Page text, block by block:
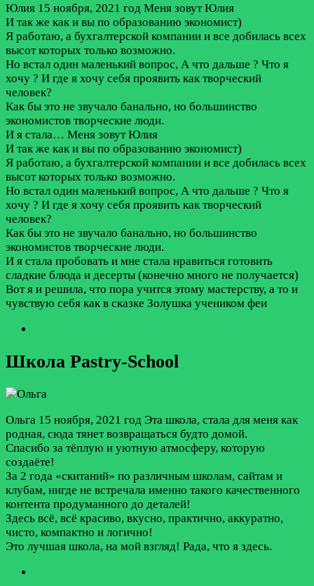
Юлия 15 ноября, 2021 год Меня зовут Юлия
И так же как и вы по образованию экономист)
Я работаю, а бухгалтерской компании и все добилась всех
высот которых только возможно.
Но встал один маленький вопрос, А что дальше ? Что я
хочу ? И где я хочу себя проявить как творческий
человек?
Как бы это не звучало банально, но большинство
экономистов творческие люди.
И я стала… Меня зовут Юлия
И так же как и вы по образованию экономист)
Я работаю, а бухгалтерской компании и все добилась всех
высот которых только возможно.
Но встал один маленький вопрос, А что дальше ? Что я
хочу ? И где я хочу себя проявить как творческий
человек?
Как бы это не звучало банально, но большинство
экономистов творческие люди.
И я стала пробовать и мне стала нравиться готовить
сладкие блюда и десерты (конечно много не получается)
Вот я и решила, что пора учится этому мастерству, а то и
чувствую себя как в сказке Золушка учеником феи
Школа Pastry-School
Ольга 15 ноября, 2021 год Эта школа, стала для меня как
родная, сюда тянет возвращаться будто домой.
Спасибо за тёплую и уютную атмосферу, которую
создаёте!
За 2 года «скитаний» по различным школам, сайтам и
клубам, нигде не встречала именно такого качественного
контента продуманного до деталей!
Здесь всё, всё красиво, вкусно, практично, аккуратно,
чисто, компактно и логично!
Это лучшая школа, на мой взгляд! Рада, что я здесь.